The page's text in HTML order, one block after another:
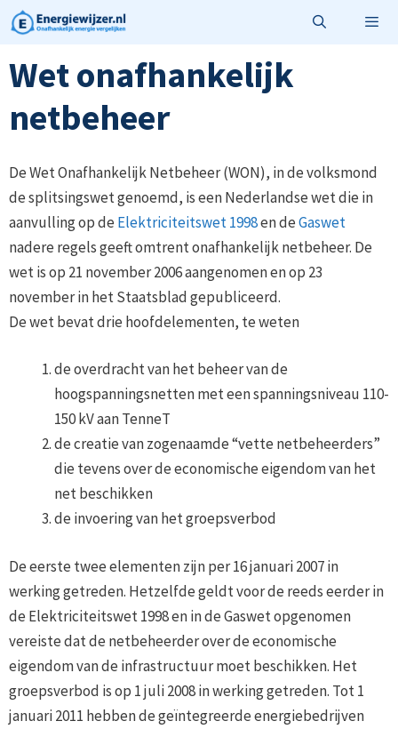
Ga
naar
de
inhoud
Wet onafhankelijk
netbeheer
De Wet Onafhankelijk Netbeheer (WON), in de volksmond
de splitsingswet genoemd, is een Nederlandse wet die in
aanvulling op de Elektriciteitswet 1998en deGaswet
nadere regels geeft omtrent onafhankelijk netbeheer. De
wet is op 21 november 2006 aangenomen en op 23
november in het Staatsblad gepubliceerd.
De wet bevat drie hoofdelementen, te weten
de overdracht van het beheer van de
hoogspanningsnetten met een spanningsniveau 110-
150 kV aan TenneT
de creatie van zogenaamde “vette netbeheerders”
die tevens over de economische eigendom van het
net beschikken
de invoering van het groepsverbod
De eerste twee elementen zijn per 16 januari 2007 in
werking getreden. Hetzelfde geldt voor de reeds eerder in
de Elektriciteitswet 1998 en in de Gaswet opgenomen
vereiste dat de netbeheerder over de economische
eigendom van de infrastructuur moet beschikken. Het
groepsverbod is op 1 juli 2008 in werking getreden. Tot 1
januari 2011 hebben de geïntegreerde energiebedrijven